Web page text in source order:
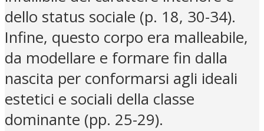
dello status sociale (p. 18, 30-34).
Infine, questo corpo era malleabile,
da modellare e formare fin dalla
nascita per conformarsi agli ideali
estetici e sociali della classe
dominante (pp. 25-29).